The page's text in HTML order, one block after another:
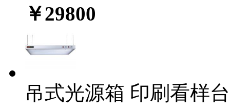
￥29800
吊式光源箱 印刷看样